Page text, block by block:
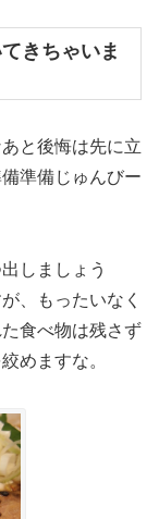
きちゃいま
と後悔は先に立
準備じゅんびー
しましょう
、もったいなく
食べ物は残さず
めますな。